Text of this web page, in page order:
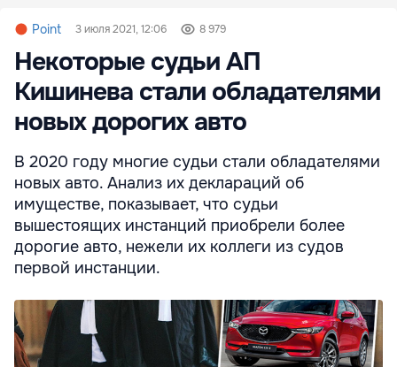
Point 3 июля 2021, 12:06 8 979
Некоторые судьи АП
Кишинева стали обладателями
новых дорогих авто
В 2020 году многие судьи стали обладателями
новых авто. Анализ их деклараций об
имуществе, показывает, что судьи
вышестоящих инстанций приобрели более
дорогие авто, нежели их коллеги из судов
первой инстанции.